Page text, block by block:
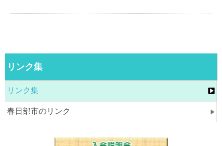
リンク集
リンク集
春日部市のリンク